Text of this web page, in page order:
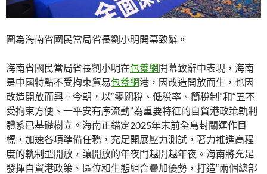
圖為海南省國民當局省長劉小明開幕致辭。
海南省國民當局省長劉小明在包養網開幕致辭中表現，海南
是中國特點不受拘束貿易包養網港，因改造開放而生，也因
改造開放而興。今朝，以“零關稅、低稅率、簡稅制”和“五不
受拘束方便、一平安有序流動”為重要特征的自貿港政策軌制
體系已基礎樹立。海南正錨定2025年末前全島封關運作目
標，加速各項準備任務，充足開展壓力測試，著力推進高程
度的軌制型開放，讓開放的年夜門越開越年夜。海南將充足
發揮自貿港政策、區位和生態組合疊加優勢，打造“兩個總部